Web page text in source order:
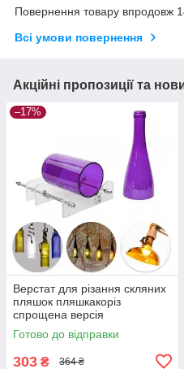
Повернення товару впродовж
Всі умови повернення
Акційні пропозиції та
–17%
Верстат для різання скляних
пляшок пляшкакоріз
спрощена версія
Готово до відправки
303 ₴ 364 ₴